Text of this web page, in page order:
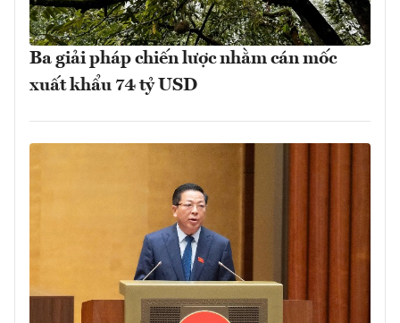
Ba giải pháp chiến lược nhằm cán mốc
xuất khẩu 74 tỷ USD